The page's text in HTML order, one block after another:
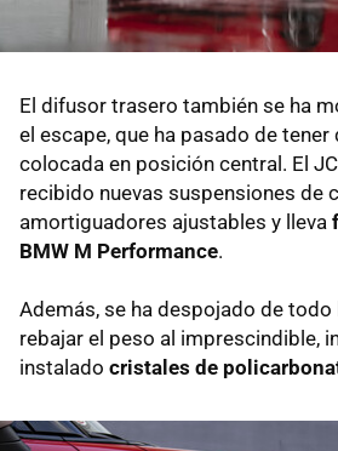
El difusor trasero también se ha
el escape, que ha pasado de
colocada en posición central. El
recibido nuevas suspensiones de
amortiguadores ajustables y lleva
BMW M Performance.
Además, se ha despojado de
rebajar el peso al imprescindible,
instalado cristales de